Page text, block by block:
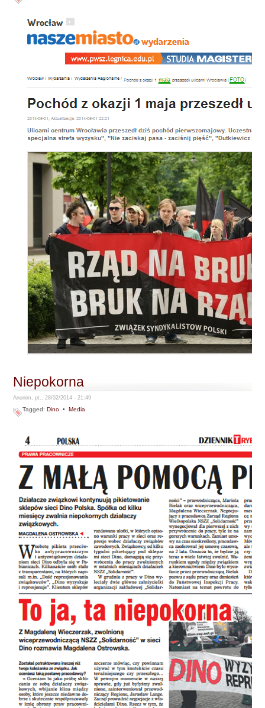
Niepokorna
Anonim, pt., 28/02/2014 - 21:49
Tagged:Dino •Media